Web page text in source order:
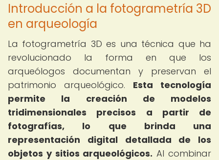
Introducción a la fotogrametría 3D
en arqueología
La fotogrametría 3D es una técnica que ha
revolucionado la forma en que los
arqueólogos documentan y preservan el
patrimonio arqueológico. Esta tecnología
permite la creación de modelos
tridimensionales precisos a partir de
fotografías, lo que brinda una
representación digital detallada de los
objetos y sitios arqueológicos. Al combinar